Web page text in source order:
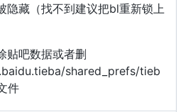
隐藏（找不到建议把bl重新锁上
贴吧数据或者删
shared_prefs/tieb
件